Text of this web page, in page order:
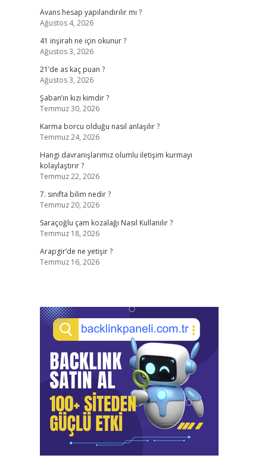
Avans hesap yapılandırılır mı ?
Ağustos 4, 2026
41 inşirah ne için okunur ?
Ağustos 3, 2026
21’de as kaç puan ?
Ağustos 3, 2026
Şaban’ın kızı kimdir ?
Temmuz 30, 2026
Karma borcu olduğu nasıl anlaşılır ?
Temmuz 24, 2026
Hangi davranışlarımız olumlu iletişim kurmayı
kolaylaştırır ?
Temmuz 22, 2026
7. sınıfta bilim nedir ?
Temmuz 20, 2026
Saraçoğlu çam kozalağı Nasıl Kullanılır ?
Temmuz 18, 2026
Arapgir’de ne yetişir ?
Temmuz 16, 2026